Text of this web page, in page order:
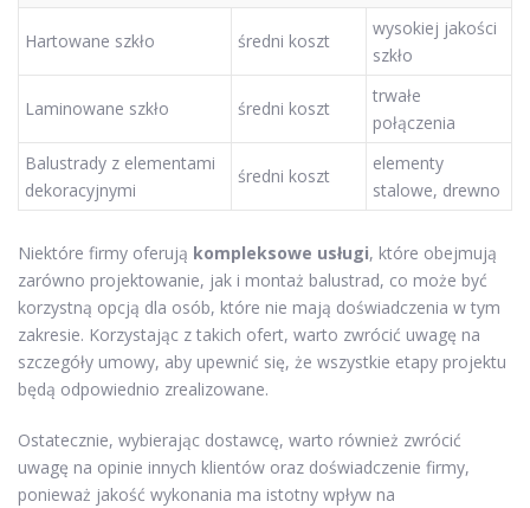
Hartowane szkło średni koszt
wysokiej jakości
szkło
Laminowane szkło średni koszt
trwałe
połączenia
Balustrady z elementami
dekoracyjnymi
średni koszt
elementy
stalowe, drewno
Niektóre firmy oferują kompleksowe usługi, które obejmują
zarówno projektowanie, jak i montaż balustrad, co może być
korzystną opcją dla osób, które nie mają doświadczenia w tym
zakresie. Korzystając z takich ofert, warto zwrócić uwagę na
szczegóły umowy, aby upewnić się, że wszystkie etapy projektu
będą odpowiednio zrealizowane.
Ostatecznie, wybierając dostawcę, warto również zwrócić
uwagę na opinie innych klientów oraz doświadczenie firmy,
ponieważ jakość wykonania ma istotny wpływ na